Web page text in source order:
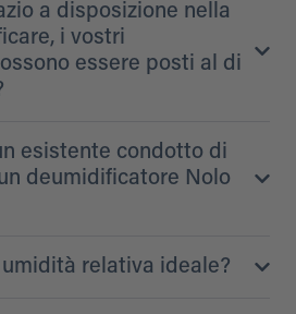
a disposizione nella
i vostri
essere posti al di
esistente condotto di
deumidificatore Nolo
relativa ideale?